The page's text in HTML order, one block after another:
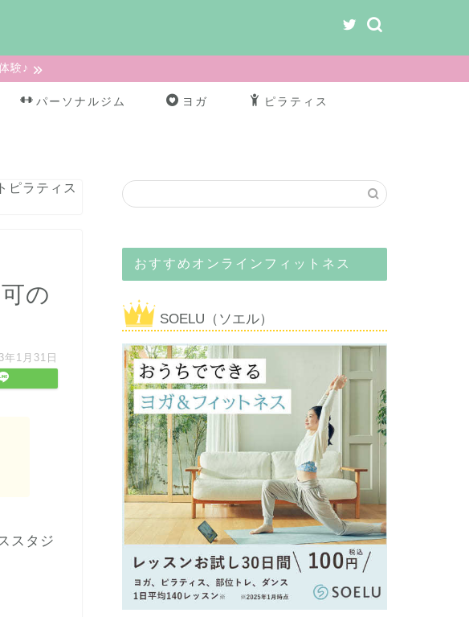
験♪
パーソナルジム ヨガ ピラティス
ピラティス
の
1月31日
スタジ
おすすめオンラインフィットネス
SOELU（ソエル）